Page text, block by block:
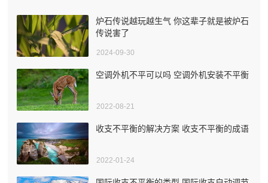
炉石传说越玩越生气 你这辈子就是被炉石
传说害了
2024-09-30
空调外机不平可以吗 空调外机安装不平衡
2022-08-21
收支不平衡的解决方案 收支不平衡的成语
2022-01-24